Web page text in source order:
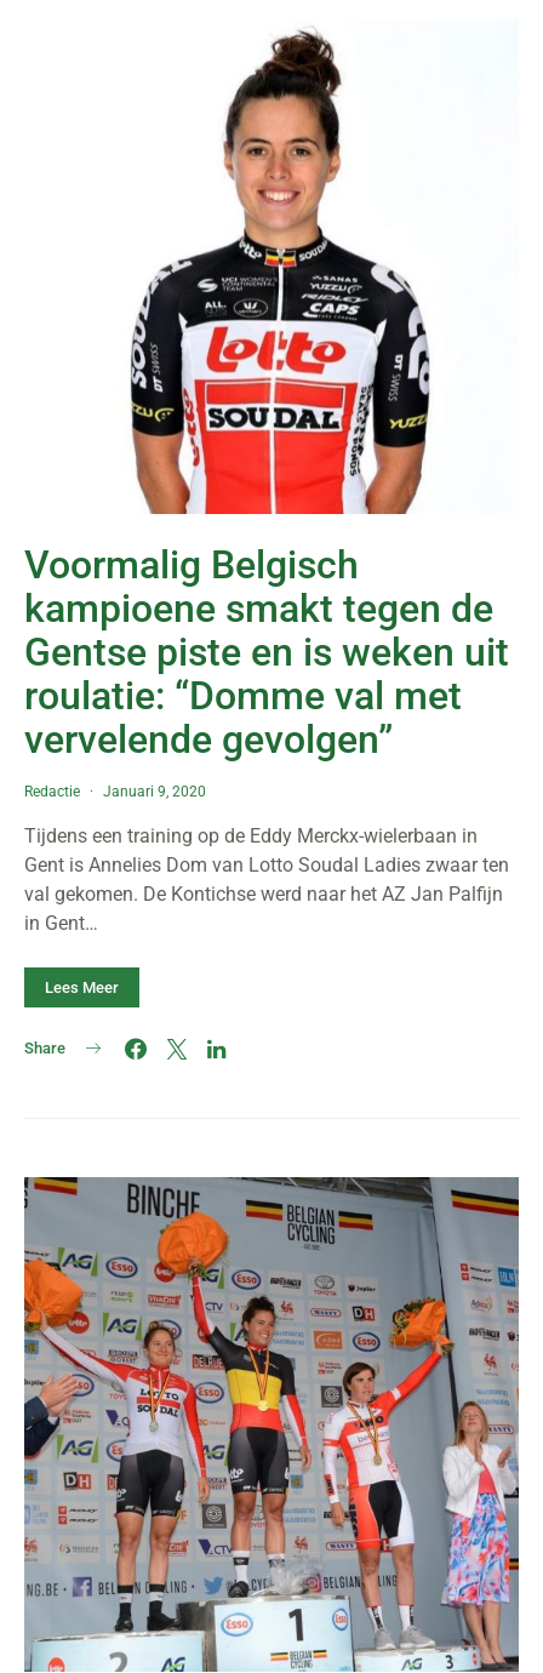
Voormalig Belgisch
kampioene smakt tegen de
Gentse piste en is weken uit
roulatie: “Domme val met
vervelende gevolgen”
Redactie Januari 9, 2020
Tijdens een training op de Eddy Merckx-wielerbaan in
Gent is Annelies Dom van Lotto Soudal Ladies zwaar ten
val gekomen. De Kontichse werd naar het AZ Jan Palfijn
in Gent…
Lees Meer
Share